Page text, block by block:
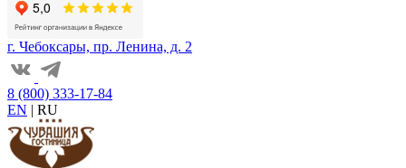
г. Чебоксары, пр. Ленина, д. 2
8 (800) 333-17-84
EN | RU